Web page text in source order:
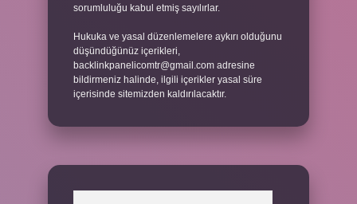
sorumluluğu kabul etmiş sayılırlar.
Hukuka ve yasal düzenlemelere aykırı olduğunu
düşündüğünüz içerikleri,
backlinkpanelicomtr@gmail.com adresine
bildirmeniz halinde, ilgili içerikler yasal süre
içerisinde sitemizden kaldırılacaktır.